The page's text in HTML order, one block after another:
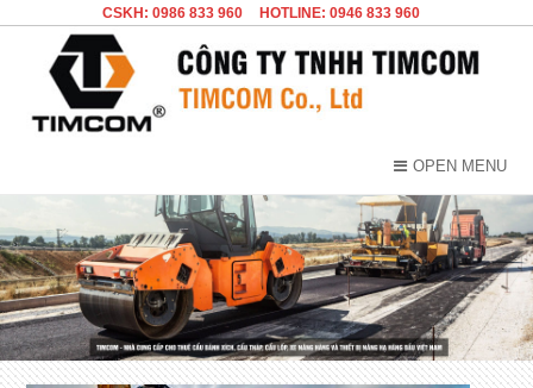
CSKH: 0986 833 960 HOTLINE: 0946 833 960
OPEN MENU